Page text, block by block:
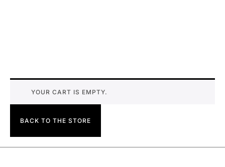
YOUR CART IS EMPTY.
BACK TO THE STORE